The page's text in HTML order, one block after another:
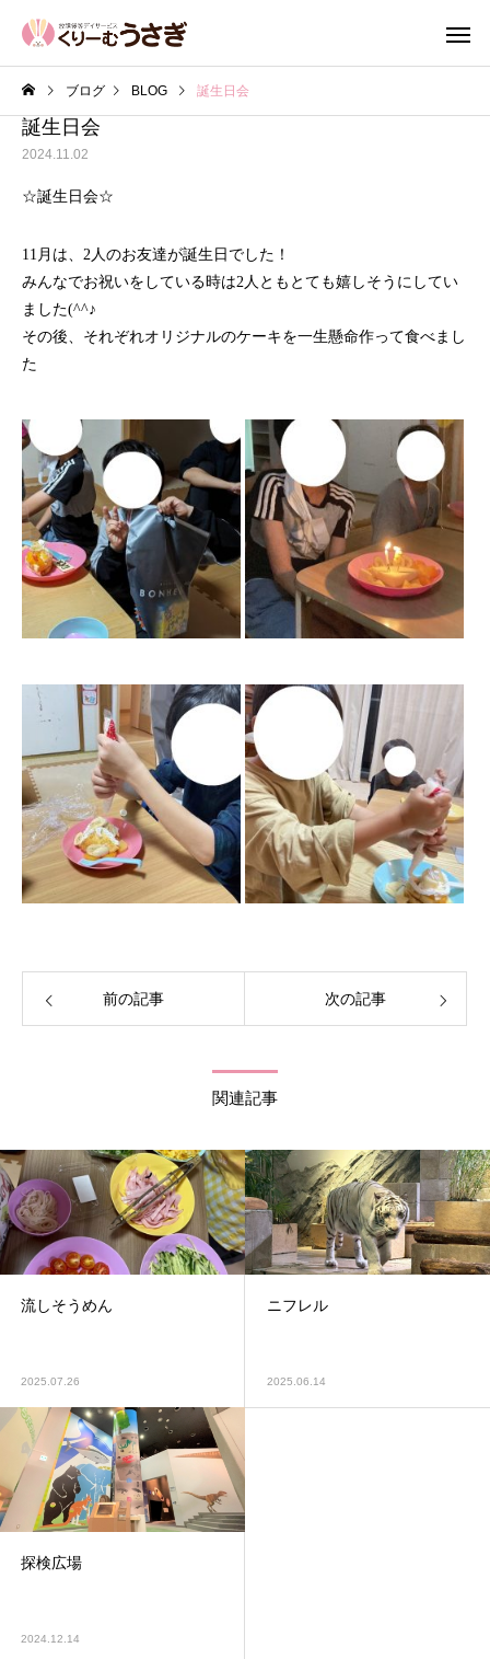
ブログ BLOG 誕生日会
誕生日会
2024.11.02
☆誕生日会☆
11月は、2人のお友達が誕生日でした！
みんなでお祝いをしている時は2人ともとても嬉しそうにしてい
ました(^^♪
その後、それぞれオリジナルのケーキを一生懸命作って食べまし
た
前の記事 次の記事
関連記事
流しそうめん
2025.07.26
ニフレル
2025.06.14
探検広場
2024.12.14